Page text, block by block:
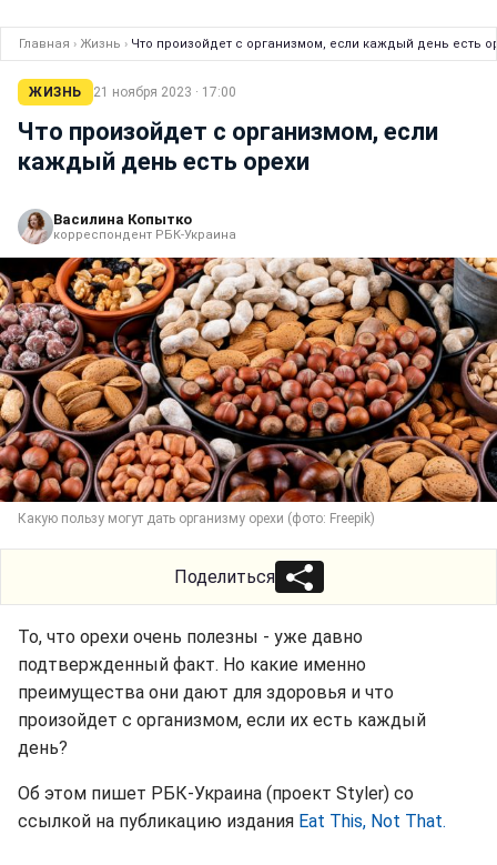
Главная › Жизнь › Что произойдет с организмом, если каждый день есть
ЖИЗНЬ 21 ноября 2023 · 17:00
Что произойдет с организмом, если
каждый день есть орехи
Василина Копытко
корреспондент РБК-Украина
Какую пользу могут дать организму орехи (фото: Freepik)
Поделиться
То, что орехи очень полезны - уже давно
подтвержденный факт. Но какие именно
преимущества они дают для здоровья и что
произойдет с организмом, если их есть каждый
день?
Об этом пишет РБК-Украина (проект Styler) со
ссылкой на публикацию издания Eat This, Not That.